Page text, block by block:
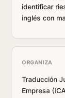
identificar
inglés con
ORGANIZA
Traducción
Empresa